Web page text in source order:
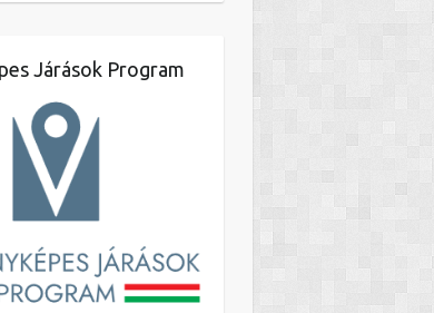
Járások Program